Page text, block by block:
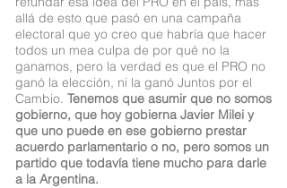
allá de esto que pasó en una campaña
electoral que yo creo que habría que hacer
todos un mea culpa de por qué no la
ganamos, pero la verdad es que el PRO no
ganó la elección, ni la ganó Juntos por el
Cambio. Tenemos que asumir que no somos
gobierno, que hoy gobierna Javier Milei y
que uno puede en ese gobierno prestar
acuerdo parlamentario o no, pero somos un
partido que todavía tiene mucho para darle
a la Argentina.